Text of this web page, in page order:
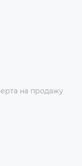
на продажу